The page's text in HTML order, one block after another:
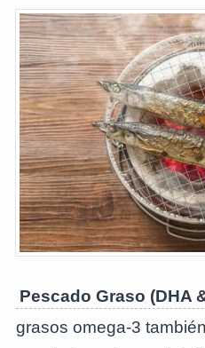
Pescado Graso (DHA
grasos omega-3